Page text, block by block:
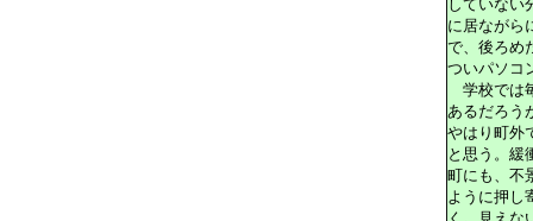
していない
に居ながら
で、後ろめ
ついパソコ
学校では
あるだろう
やはり町外
と思う。緩
町にも、不
ように押し